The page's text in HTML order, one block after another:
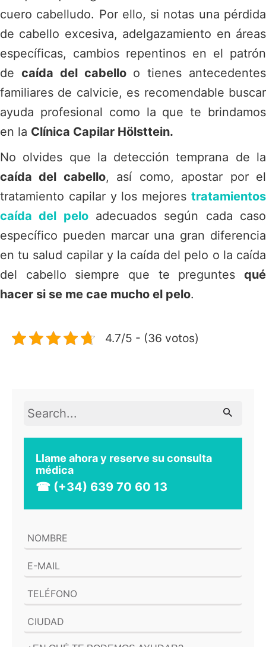
cuero cabelludo. Por ello, si notas una pérdida
de cabello excesiva, adelgazamiento en áreas
específicas, cambios repentinos en el patrón
de caída del cabelloo tienes antecedentes
familiares de calvicie, es recomendable buscar
ayuda profesional como la que te brindamos
en la Clínica Capilar Hölsttein.
No olvides que la detección temprana de la
caída del cabello, así como, apostar por el
tratamiento capilar y los mejores tratamientos
caída del peloadecuados según cada caso
específico pueden marcar una gran diferencia
en tu salud capilar y la caída del pelo o la caída
del cabello siempre que te preguntes qué
hacer si se me cae mucho el pelo.
4.7/5 - (36 votos)
Search
Llame ahora y reserve su consulta
médica
☎ (+34) 639 70 60 13